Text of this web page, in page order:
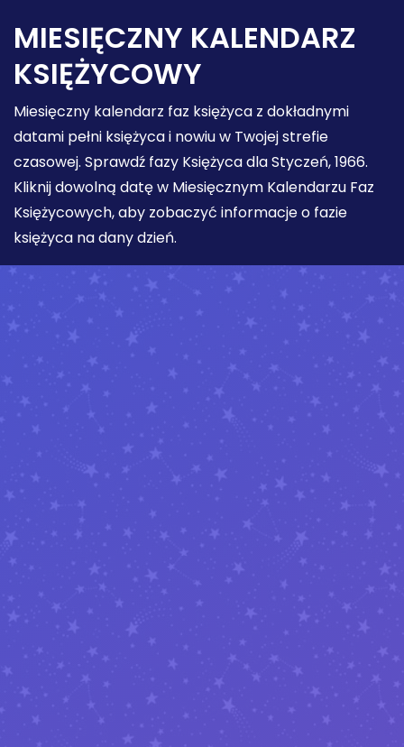
MIESIĘCZNY KALENDARZ
KSIĘŻYCOWY
Miesięczny kalendarz faz księżyca z dokładnymi
datami pełni księżyca i nowiu w Twojej strefie
czasowej. Sprawdź fazy Księżyca dla Styczeń, 1966.
Kliknij dowolną datę w Miesięcznym Kalendarzu Faz
Księżycowych, aby zobaczyć informacje o fazie
księżyca na dany dzień.